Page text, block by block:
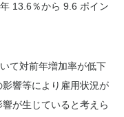
13.6％から 9.6 ポイン
て対前年増加率が低下
響等により雇用状況が
が生じていると考えら